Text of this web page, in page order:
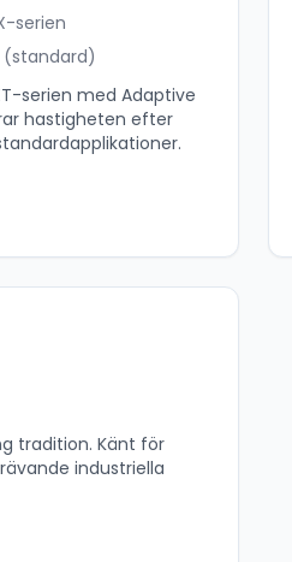
serien
(standard)
serien med Adaptive
hastigheten efter
tradition. Känt för
industriella